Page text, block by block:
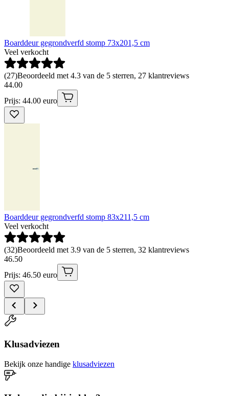
Boarddeur gegrondverfd stomp 73x201,5 cm
Veel verkocht
(27)Beoordeeld met 4.3 van de 5 sterren, 27 klantreviews
44.00
Prijs: 44.00 euro
Boarddeur gegrondverfd stomp 83x211,5 cm
Veel verkocht
(32)Beoordeeld met 3.9 van de 5 sterren, 32 klantreviews
46.50
Prijs: 46.50 euro
Klusadviezen
Bekijk onze handige klusadviezen